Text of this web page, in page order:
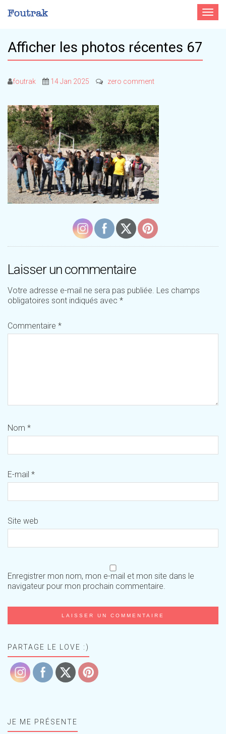
Toggle
Afficher les photos récentes 67
foutrak 14 Jan 2025 zero comment
Laisser un commentaire
Votre adresse e-mail ne sera pas publiée. Les champs
obligatoires sont indiqués avec *
Commentaire *
Nom *
E-mail *
Site web
Enregistrer mon nom, mon e-mail et mon site dans le
navigateur pour mon prochain commentaire.
PARTAGE LE LOVE :)
JE ME PRÉSENTE